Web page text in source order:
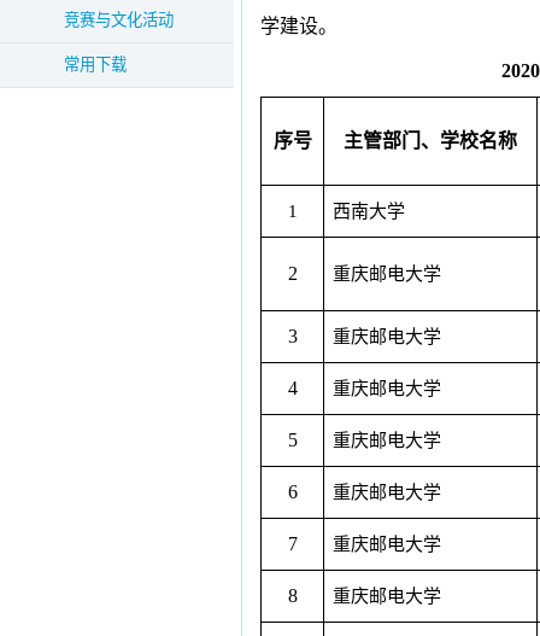
竞赛与文化活动
常用下载
学建设。
2020
序号 主管部门、学校名称
1 西南大学
2 重庆邮电大学
3 重庆邮电大学
4 重庆邮电大学
5 重庆邮电大学
6 重庆邮电大学
7 重庆邮电大学
8 重庆邮电大学